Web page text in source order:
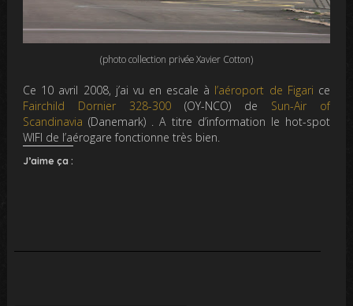
(photo collection privée Xavier Cotton)
Ce 10 avril 2008, j’ai vu en escale à l’aéroport de Figari ce
Fairchild Dornier 328-300 (OY-NCO) de Sun-Air of
Scandinavia (Danemark) . A titre d’information le hot-spot
WIFI de l’aérogare fonctionne très bien.
J’aime ça :